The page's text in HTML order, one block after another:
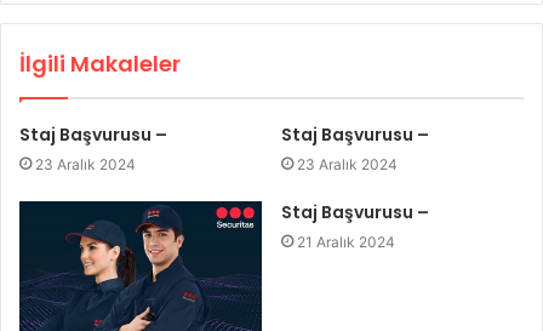
İlgili Makaleler
Staj Başvurusu –
23 Aralık 2024
Staj Başvurusu –
23 Aralık 2024
Staj Başvurusu –
21 Aralık 2024